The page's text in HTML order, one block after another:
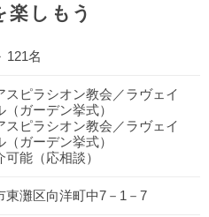
楽しもう
121名
スピラシオン教会／ラヴェイ
ガーデン挙式）
スピラシオン教会／ラヴェイ
ガーデン挙式）
可能（応相談）
東灘区向洋町中7－1－7